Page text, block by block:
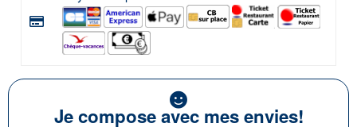
Je compose avec mes envies!